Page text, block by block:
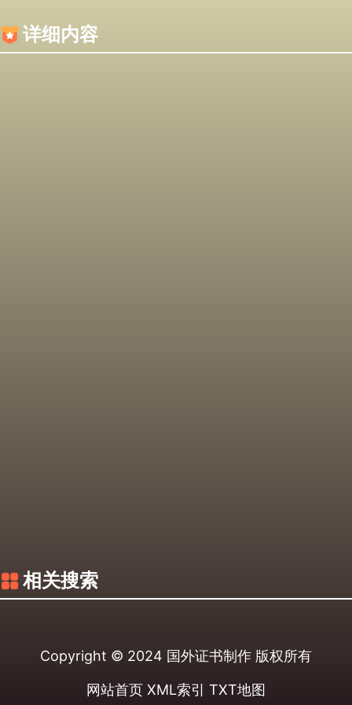
详细内容
相关搜索
Copyright © 2024 国外证书制作 版权所有
网站首页 XML索引 TXT地图